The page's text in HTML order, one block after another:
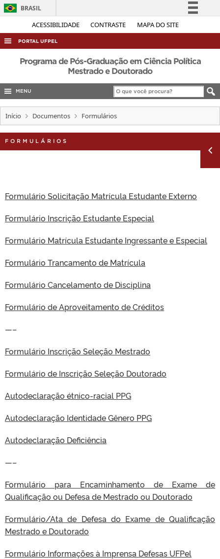
ACESSIBILIDADE CONTRASTE MAPA DO SITE
BRASIL
Simplifique!
Acesso à informação
Legislação
Canais
PORTAL UFPEL
ACESSO À INFORMAÇÃO
COBALTO
CONCURSOS
EDITAIS
INTERNACIONAL
Programa de Pós-Graduação em Ciência Política
Mestrado e Doutorado
MENU
Início Documentos Formulários
FORMULÁRIOS
Formulário Solicitação Matrícula Estudante Externo
Formulário Inscrição Estudante Especial
Formulário Matrícula Estudante Ingressante e Especial
Formulário Trancamento de Matrícula
Formulário Cancelamento de Disciplina
Formulário de Aproveitamento de Créditos
—–
Formulário Inscrição Seleção Mestrado
Formulário de Inscrição Seleção Doutorado
Autodeclaração étnico-racial PPG
Autodeclaração Identidade Gênero PPG
Autodeclaração Deficiência
—–
Formulário para Encaminhamento de Exame de
Qualificação ou Defesa de Mestrado ou Doutorado
Formulário/Ata de Defesa do Exame de Qualificação
Mestrado e Doutorado
Formulário Informações à Imprensa Defesas UFPel